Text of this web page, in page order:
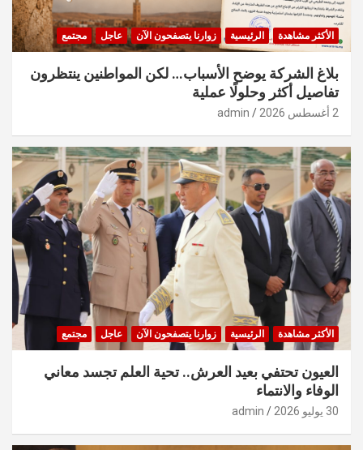
الأكثر مشاهدة الرئيسية زوارنا يتصفحون الآن عاجل مجتمع
بلاغ الشركة يوضح الأسباب… لكن المواطنين ينتظرون
تفاصيل أكثر وحلولًا عملية
2 أغسطس 2026 admin
الأكثر مشاهدة الرئيسية زوارنا يتصفحون الآن عاجل مجتمع
العيون تحتفي بعيد العرش.. تحية العلم تجسد معاني
الوفاء والانتماء
30 يوليو 2026 admin